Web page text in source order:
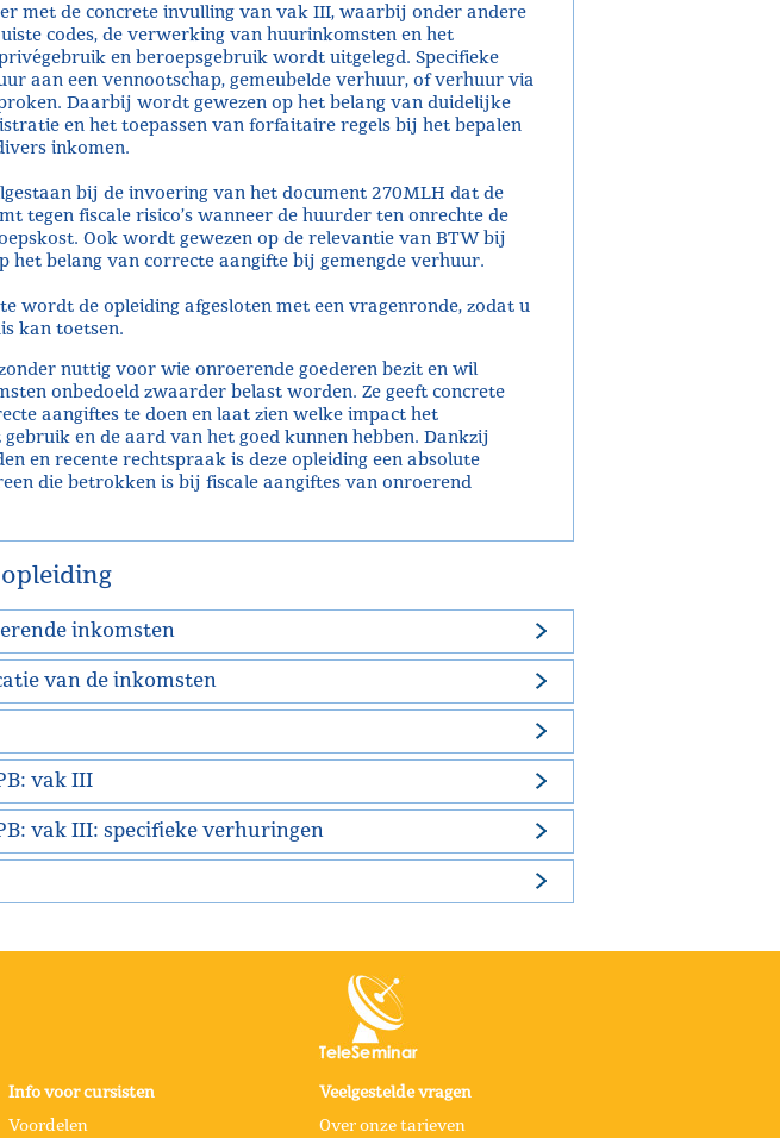
met de concrete invulling van vak III, waarbij onder andere
codes, de verwerking van huurinkomsten en het
en beroepsgebruik wordt uitgelegd. Specifieke
aan een vennootschap, gemeubelde verhuur, of verhuur via
Daarbij wordt gewezen op het belang van duidelijke
en het toepassen van forfaitaire regels bij het bepalen
inkomen.
bij de invoering van het document 270MLH dat de
tegen fiscale risico’s wanneer de huurder ten onrechte de
Ook wordt gewezen op de relevantie van BTW bij
het belang van correcte aangifte bij gemengde verhuur.
wordt de opleiding afgesloten met een vragenronde, zodat u
kan toetsen.
nuttig voor wie onroerende goederen bezit en wil
onbedoeld zwaarder belast worden. Ze geeft concrete
aangiftes te doen en laat zien welke impact het
en de aard van het goed kunnen hebben. Dankzij
en recente rechtspraak is deze opleiding een absolute
die betrokken is bij fiscale aangiftes van onroerend
inkomsten
van de inkomsten
vak III
vak III: specifieke verhuringen
Info voor cursisten
Voordelen
Veelgestelde vragen
Over onze tarieven